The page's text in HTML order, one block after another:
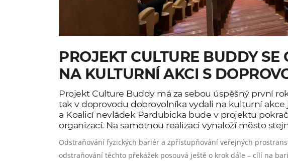
PROJEKT CULTURE BUDDY
NA KULTURNÍ AKCI S
Projekt Culture Buddy má za sebou úspěšný první
tak v doprovodu dobrovolníka vydali na kulturní
a Koalicí nevládek Pardubicka bude v projektu
organizací. Na samotnou realizaci vynaloží město
Odstraňování fyzických bariér a zpřístupňování veřejných
odstraňování těchto překážek posouvá ještě o krok dále – cílí na